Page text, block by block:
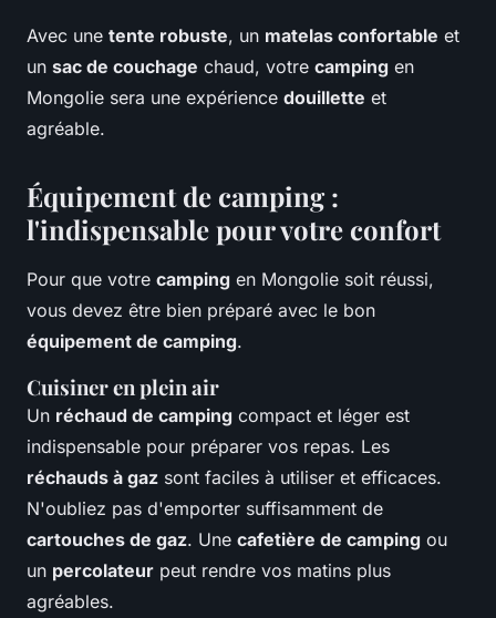
Avec une tente robuste, un matelas confortable et
un sac de couchage chaud, votre camping en
Mongolie sera une expérience douillette et
agréable.
Équipement de camping :
l'indispensable pour votre confort
Pour que votre camping en Mongolie soit réussi,
vous devez être bien préparé avec le bon
équipement de camping.
Cuisiner en plein air
Un réchaud de camping compact et léger est
indispensable pour préparer vos repas. Les
réchauds à gaz sont faciles à utiliser et efficaces.
N'oubliez pas d'emporter suffisamment de
cartouches de gaz. Une cafetière de camping ou
un percolateur peut rendre vos matins plus
agréables.